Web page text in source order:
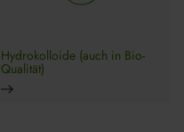
Hydrokolloide (auch in Bio-
Qualität)